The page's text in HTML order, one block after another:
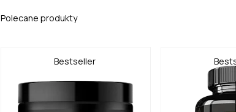
Polecane produkty
Bestseller